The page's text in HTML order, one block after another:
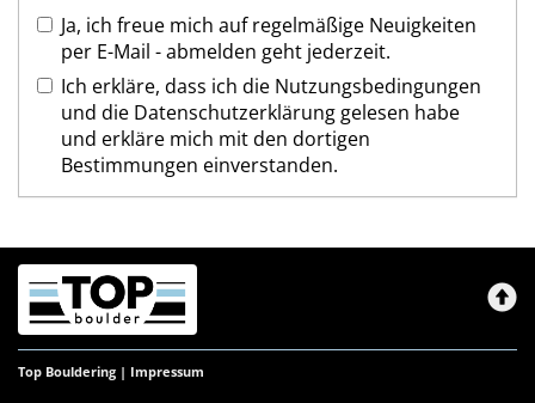
Ja, ich freue mich auf regelmäßige Neuigkeiten
per E-Mail - abmelden geht jederzeit.
Ich erkläre, dass ich die Nutzungsbedingungen
und die Datenschutzerklärunggelesen habe
und erkläre mich mit den dortigen
Bestimmungen einverstanden.
Top Bouldering | Impressum